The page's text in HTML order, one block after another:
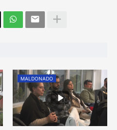
MALDONADO